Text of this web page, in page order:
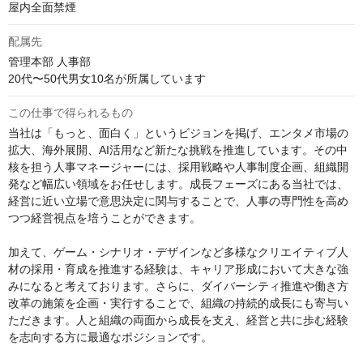
屋内全面禁煙
配属先
管理本部 人事部
20代〜50代男女10名が所属しています
この仕事で得られるもの
当社は「もっと、面白く」というビジョンを掲げ、エンタメ市場の
拡大、海外展開、AI活用など新たな挑戦を推進しています。その中
核を担う人事マネージャーには、採用戦略や人事制度企画、組織開
発など幅広い領域をお任せします。成長フェーズにある当社では、
経営に近い立場で意思決定に関与することで、人事の専門性を高め
つつ経営視点を培うことができます。
加えて、ゲーム・シナリオ・デザインなど多様なクリエイティブ人
材の採用・育成を推進する経験は、キャリア形成において大きな強
みになると考えております。さらに、ダイバーシティ推進や働き方
改革の施策を企画・実行することで、組織の持続的成長にも寄与い
ただきます。人と組織の両面から成長を支え、経営と共に歩む経験
を志向する方に最適なポジションです。